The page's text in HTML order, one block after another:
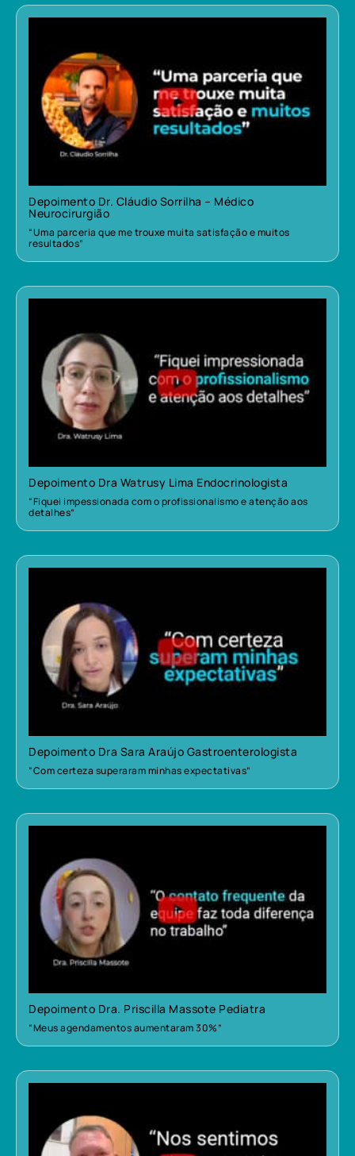
Depoimento Dr. Cláudio Sorrilha – Médico
Neurocirurgião
“Uma parceria que me trouxe muita satisfação e muitos
resultados”
Depoimento Dra Watrusy Lima Endocrinologista
“Fiquei impessionada com o profissionalismo e atenção aos
detalhes”
Depoimento Dra Sara Araújo Gastroenterologista
“Com certeza superaram minhas expectativas”
Depoimento Dra. Priscilla Massote Pediatra
“Meus agendamentos aumentaram 30%”